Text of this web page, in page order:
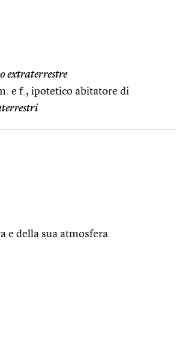
extraterrestre
e f., ipotetico abitatore di
e della sua atmosfera